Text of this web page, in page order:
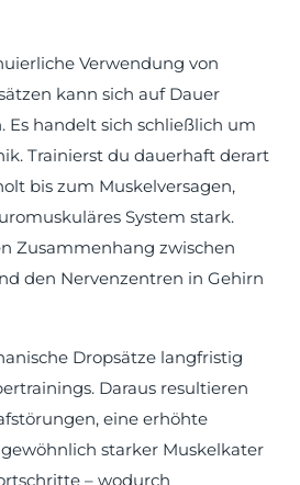
Verwendung von
kann sich auf Dauer
Es handelt sich schließlich um
Trainierst du dauerhaft derart
bis zum Muskelversagen,
System stark.
Zusammenhang zwischen
den Nervenzentren in Gehirn
Dropsätze langfristig
Daraus resultieren
eine erhöhte
starker Muskelkater
– wodurch